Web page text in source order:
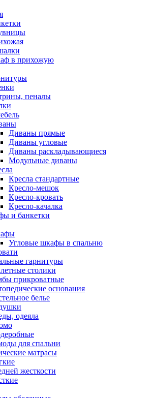
в прихожую
пеналы
Диваны прямые
Диваны угловые
Диваны раскладывающиеся
Модульные диваны
Кресла стандартные
Кресло-мешок
Кресло-кровать
Кресло-качалка
и банкетки
Угловые шкафы в спальню
гарнитуры
столики
прикроватные
основания
белье
одеяла
для спальни
матрасы
жесткости